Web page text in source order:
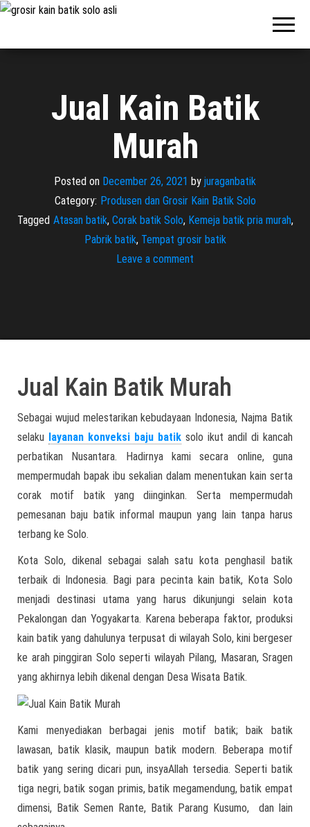
Jasa
Batik
Jual Kain Batik
Murah
Posted on December 26, 2021 by juraganbatik
Category: Produsen dan Grosir Kain Batik Solo
Tagged Atasan batik, Corak batik Solo, Kemeja batik pria murah,
Pabrik batik, Tempat grosir batik
Leave a comment
Jual Kain Batik Murah
Sebagai wujud melestarikan kebudayaan Indonesia, Najma Batik
selaku layanan konveksi baju batik solo ikut andil di kancah
perbatikan Nusantara. Hadirnya kami secara online, guna
mempermudah bapak ibu sekalian dalam menentukan kain serta
corak motif batik yang diinginkan. Serta mempermudah
pemesanan baju batik informal maupun yang lain tanpa harus
terbang ke Solo.
Kota Solo, dikenal sebagai salah satu kota penghasil batik
terbaik di Indonesia. Bagi para pecinta kain batik, Kota Solo
menjadi destinasi utama yang harus dikunjungi selain kota
Pekalongan dan Yogyakarta. Karena beberapa faktor, produksi
kain batik yang dahulunya terpusat di wilayah Solo, kini bergeser
ke arah pinggiran Solo seperti wilayah Pilang, Masaran, Sragen
yang akhirnya lebih dikenal dengan Desa Wisata Batik.
Kami menyediakan berbagai jenis motif batik; baik batik
lawasan, batik klasik, maupun batik modern. Beberapa motif
batik yang sering dicari pun, insyaAllah tersedia. Seperti batik
tiga negri, batik sogan primis, batik megamendung, batik empat
dimensi, Batik Semen Rante, Batik Parang Kusumo, dan lain